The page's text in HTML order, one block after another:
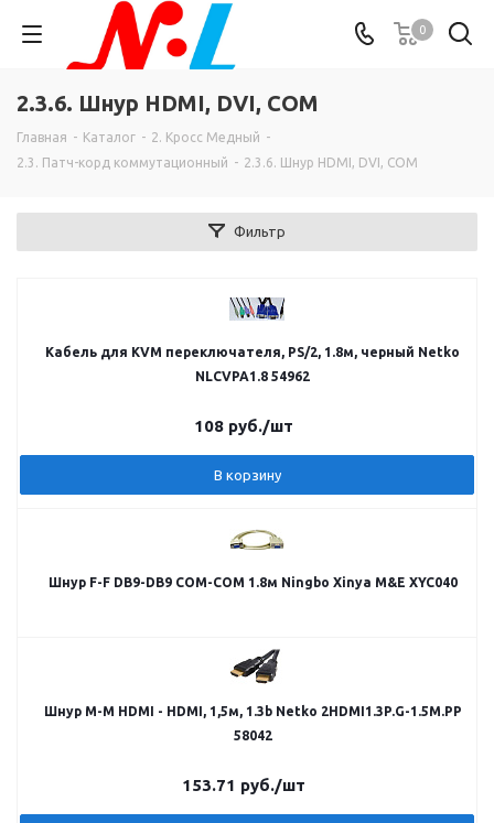
0
2.3.6. Шнур HDMI, DVI, COM
Главная - Каталог - 2. Кросс Медный -
2.3. Патч-корд коммутационный - 2.3.6. Шнур HDMI, DVI, COM
Фильтр
Кабель для KVM переключателя, PS/2, 1.8м, черный Netko
NLСVPA1.8 54962
108руб./шт
В корзину
Шнур F-F DB9-DB9 COM-COM 1.8м Ningbo Xinya M&E XYC040
Шнур M-M HDMI - HDMI, 1,5м, 1.3b Netko 2HDMI1.3P.G-1.5M.PP
58042
153.71 руб./шт